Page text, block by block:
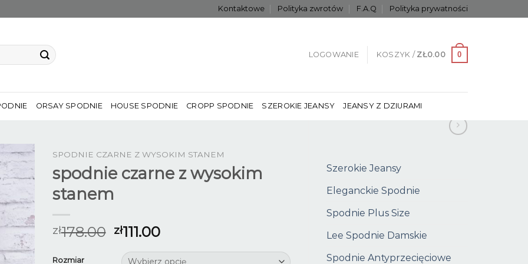
Kontaktowe Polityka zwrotów F.A.Q Polityka prywatności
LOGOWANIE KOSZYK / ZŁ0.00 0
ORSAY SPODNIE HOUSE SPODNIE CROPP SPODNIE SZEROKIE JEANSY JEANSY Z DZIURAMI
Szerokie Jeansy
Eleganckie Spodnie
Spodnie Plus Size
Lee Spodnie Damskie
Spodnie Antyprzecięciowe
SPODNIE CZARNE Z WYSOKIM STANEM
spodnie czarne z wysokim
stanem
zł178.00 zł111.00
Rozmiar